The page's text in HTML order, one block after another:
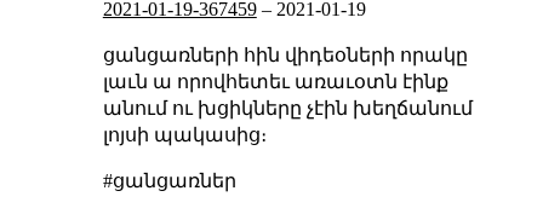
2021-01-19-367459– 2021-01-19
ցանցառների հին վիդեօների որակը
լաւն ա որովհետեւ առաւօտն էինք
անում ու խցիկները չէին խեղճանում
լոյսի պակասից։
#ցանցառներ